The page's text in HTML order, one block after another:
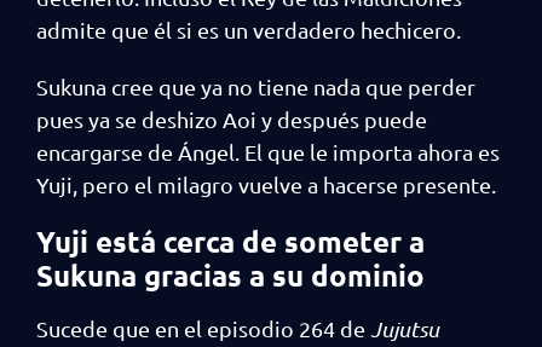
admite que él si es un verdadero hechicero.
Sukuna cree que ya no tiene nada que perder
pues ya se deshizo Aoi y después puede
encargarse de Ángel. El que le importa ahora es
Yuji, pero el milagro vuelve a hacerse presente.
Yuji está cerca de someter a
Sukuna gracias a su dominio
Sucede que en el episodio 264 de Jujutsu